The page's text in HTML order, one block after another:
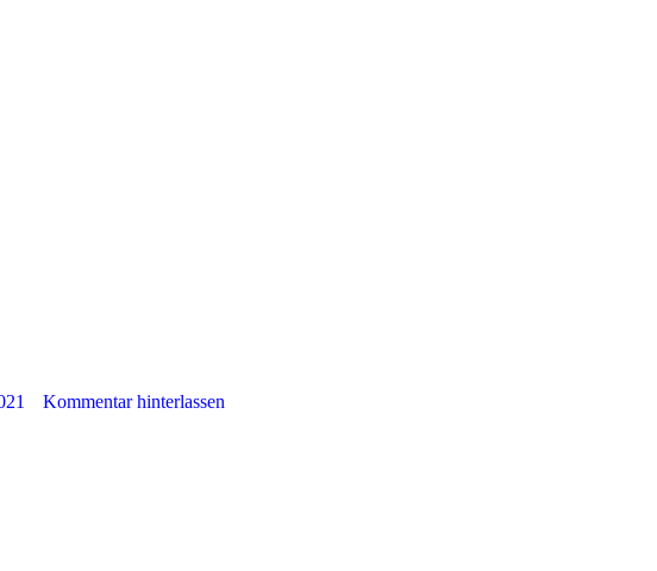
Kommentar hinterlassen